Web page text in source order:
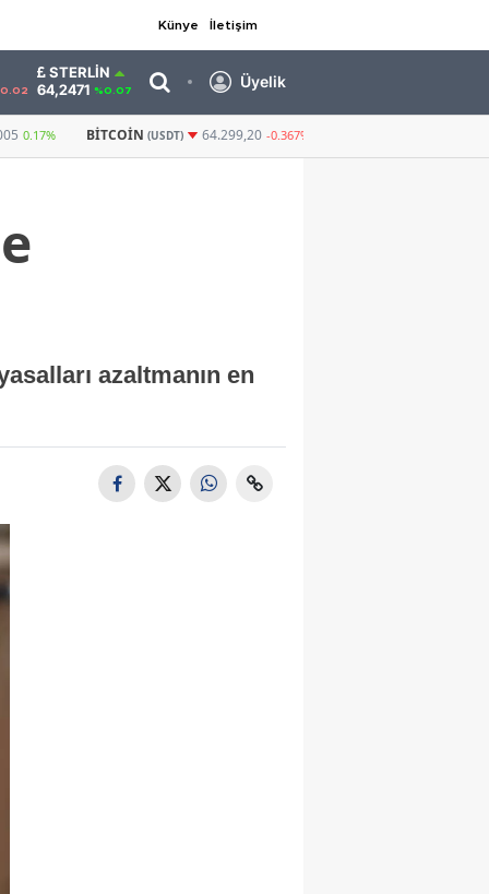
Künye İletişim
0.02
STERLIN
64,2471 %0.07 Üyelik
64.299,20 -0.367% GRAM ALTIN 6.519,48
azaltmanın en